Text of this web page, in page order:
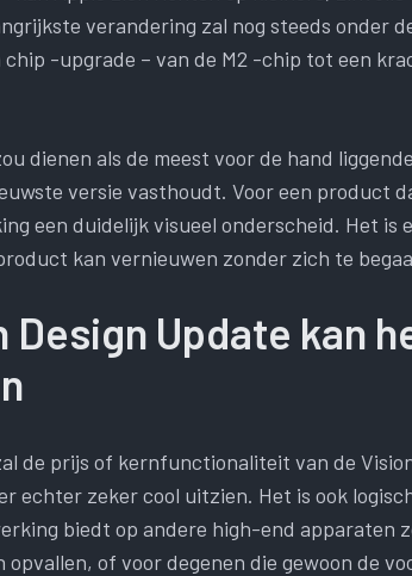
verandering zal nog steeds onder
-upgrade – van de M2 ​​-chip tot een
dienen als de meest voor de hand
versie vasthoudt. Voor een product
een duidelijk visueel onderscheid. Het is
kan vernieuwen zonder zich te
Design Update kan
de prijs of kernfunctionaliteit van de
echter zeker cool uitzien. Het is ook
biedt op andere high-end apparaten
opvallen, of voor degenen die gewoon de